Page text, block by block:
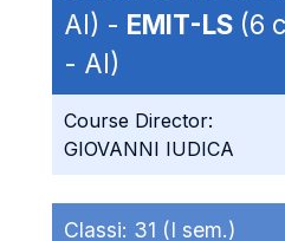
AI) - EMIT-LS (6
- AI)
Course Director:
GIOVANNI IUDICA
Classi: 31 (I sem.)